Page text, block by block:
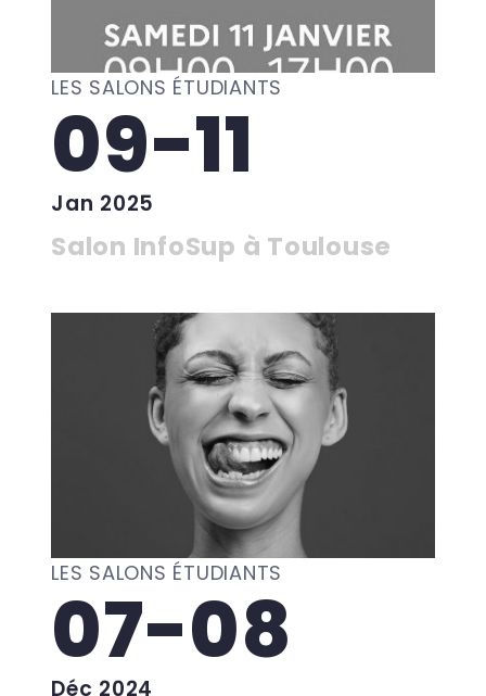
LES SALONS ÉTUDIANTS
09-11
Jan 2025
Salon InfoSup à Toulouse
LES SALONS ÉTUDIANTS
07-08
Déc 2024